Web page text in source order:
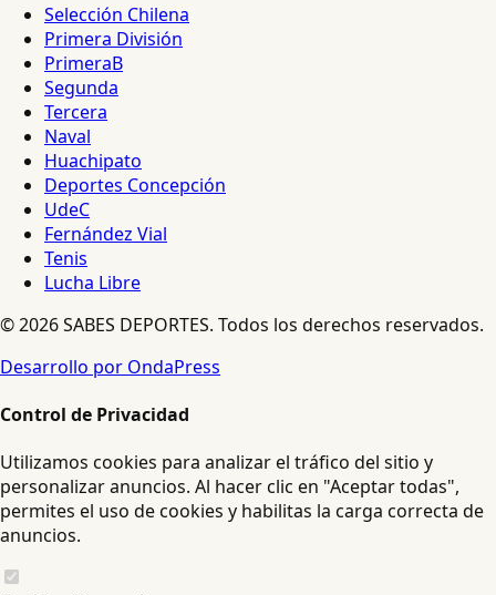
Selección Chilena
Primera División
PrimeraB
Segunda
Tercera
Naval
Huachipato
Deportes Concepción
UdeC
Fernández Vial
Tenis
Lucha Libre
© 2026 SABES DEPORTES. Todos los derechos reservados.
Desarrollo por OndaPress
Control de Privacidad
Utilizamos cookies para analizar el tráfico del sitio y
personalizar anuncios. Al hacer clic en "Aceptar todas",
permites el uso de cookies y habilitas la carga correcta de
anuncios.